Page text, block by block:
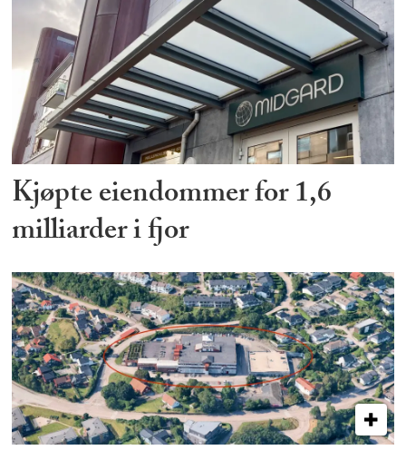
Kjøpte eiendommer for 1,6
milliarder i fjor